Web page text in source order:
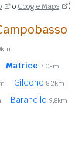
o Google Maps )
Matrice 7,0km
Gildone 8,2km
Baranello 9,8km